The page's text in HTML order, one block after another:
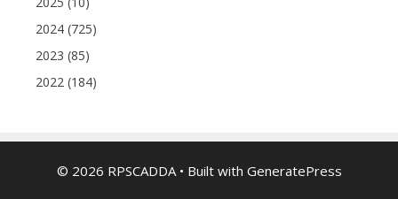
2024 (725)
2023 (85)
2022 (184)
© 2026 RPSCADDA• Built with GeneratePress